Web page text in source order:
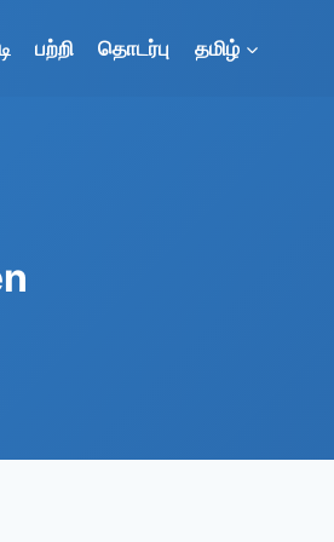
பற்றி தொடர்பு தமிழ்